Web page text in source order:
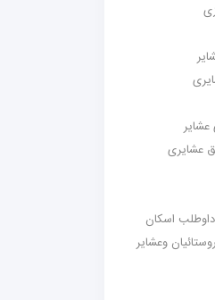
عشایر
عشایری
اسکان
وعشایر